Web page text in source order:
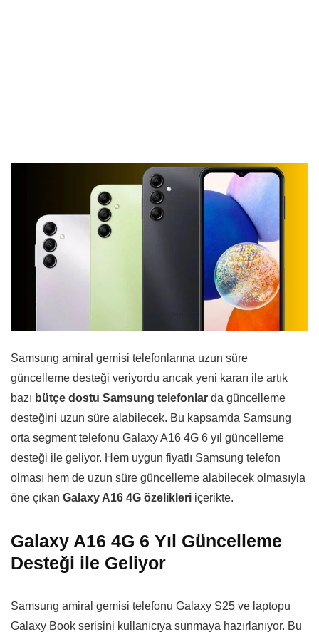
Samsung amiral gemisi telefonlarına uzun süre
güncelleme desteği veriyordu ancak yeni kararı ile artık
bazı bütçe dostu Samsung telefonlar da güncelleme
desteğini uzun süre alabilecek. Bu kapsamda Samsung
orta segment telefonu Galaxy A16 4G 6 yıl güncelleme
desteği ile geliyor. Hem uygun fiyatlı Samsung telefon
olması hem de uzun süre güncelleme alabilecek olmasıyla
öne çıkan Galaxy A16 4G özelikleri içerikte.
Galaxy A16 4G 6 Yıl Güncelleme
Desteği ile Geliyor
Samsung amiral gemisi telefonu Galaxy S25 ve laptopu
Galaxy Book serisini kullanıcıya sunmaya hazırlanıyor. Bu